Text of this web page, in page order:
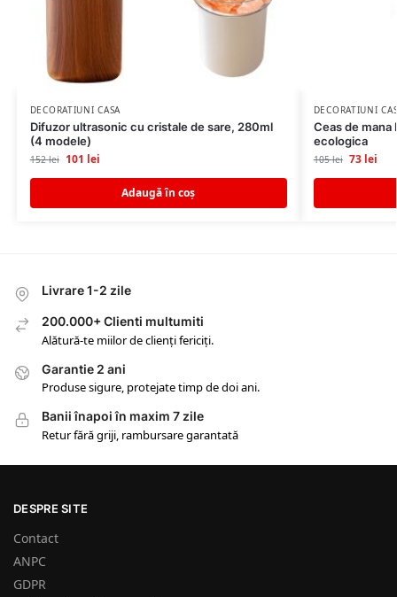
DECORATIUNI CASA
Difuzor ultrasonic cu cristale de sare, 280ml
(4 modele)
152lei 101 lei
Adaugă în coș
DECORATIUNI
Ceas de mana
ecologica
105lei 73 lei
Livrare 1-2 zile
200.000+ Clienti multumiti
Alătură-te miilor de clienți fericiți.
Garantie 2 ani
Produse sigure, protejate timp de doi ani.
Banii înapoi în maxim 7 zile
Retur fără griji, rambursare garantată
DESPRE SITE
Contact
ANPC
GDPR